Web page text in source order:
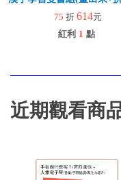
75 折 614元
紅利 1 點
近期觀看商